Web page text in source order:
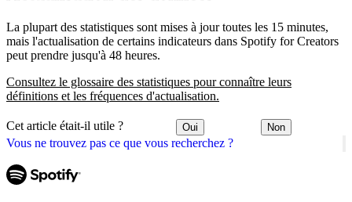
Vous ne trouvez pas ce que vous recherchez ?
La plupart des statistiques sont mises à jour toutes les 15 minutes,
mais l'actualisation de certains indicateurs dans Spotify for Creators
peut prendre jusqu'à 48 heures.
Consultez le glossaire des statistiques pour connaître leurs
définitions et les fréquences d'actualisation.
Cet article était-il utile ? Oui Non